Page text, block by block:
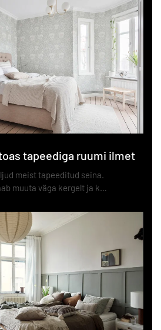
tapeediga ruumi ilmet
meist tapeeditud seina.
muuta väga kergelt ja k…